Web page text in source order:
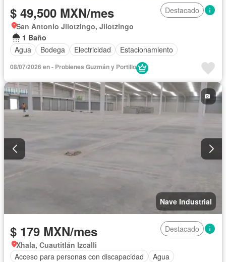
$ 49,500 MXN/mes
Destacado
San Antonio Jilotzingo, Jilotzingo
1 Baño
Agua
Bodega Electricidad Estacionamiento
08/07/2026 en - Probienes Guzmán y Portillo
Nave Industrial
$ 179 MXN/mes
Destacado
Xhala, Cuautitlán Izcalli
Acceso para personas con discapacidad
Agua